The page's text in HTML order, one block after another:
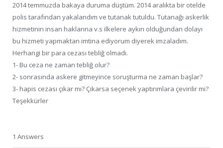
2014 temmuzda bakaya duruma düştüm. 2014 aralıkta bir otelde
polis tarafından yakalandım ve tutanak tutuldu. Tutanağı askerlik
hizmetinin insan haklarına v.s ilkelere aykırı olduğundan dolayı
bu hizmeti yapmaktan imtina ediyorum diyerek imzaladım.
Herhangi bir para cezası tebliğ olmadı.
1- Bu ceza ne zaman tebliğ olur?
2- sonrasında askere gitmeyince soruşturma ne zaman başlar?
3- hapis cezası çıkar mı? Çıkarsa seçenek yaptırımlara çevirilir mi?
Teşekkürler
1 Answers